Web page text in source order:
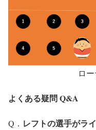
ロ
よくある疑問 Q&A
Q． レフトの選手がラ